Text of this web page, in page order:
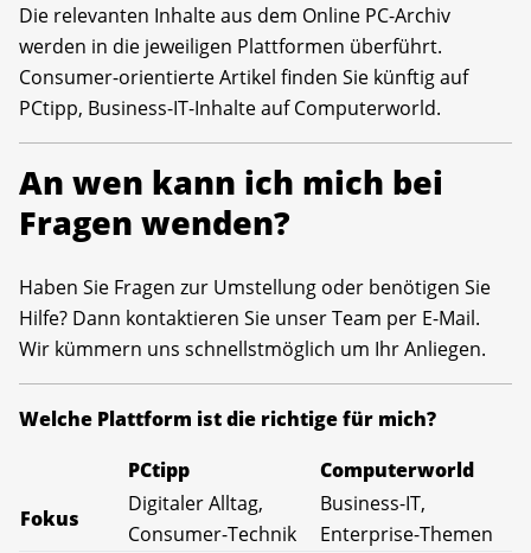
Die relevanten Inhalte aus dem Online PC-Archiv
werden in die jeweiligen Plattformen überführt.
Consumer-orientierte Artikel finden Sie künftig auf
PCtipp, Business-IT-Inhalte auf Computerworld.
An wen kann ich mich bei
Fragen wenden?
Haben Sie Fragen zur Umstellung oder benötigen Sie
Hilfe? Dann kontaktieren Sie unser Team per E-Mail.
Wir kümmern uns schnellstmöglich um Ihr Anliegen.
Welche Plattform ist die richtige für mich?
PCtipp
Computerworld
Fokus
Digitaler Alltag,
Consumer-Technik
Business-IT,
Enterprise-Themen